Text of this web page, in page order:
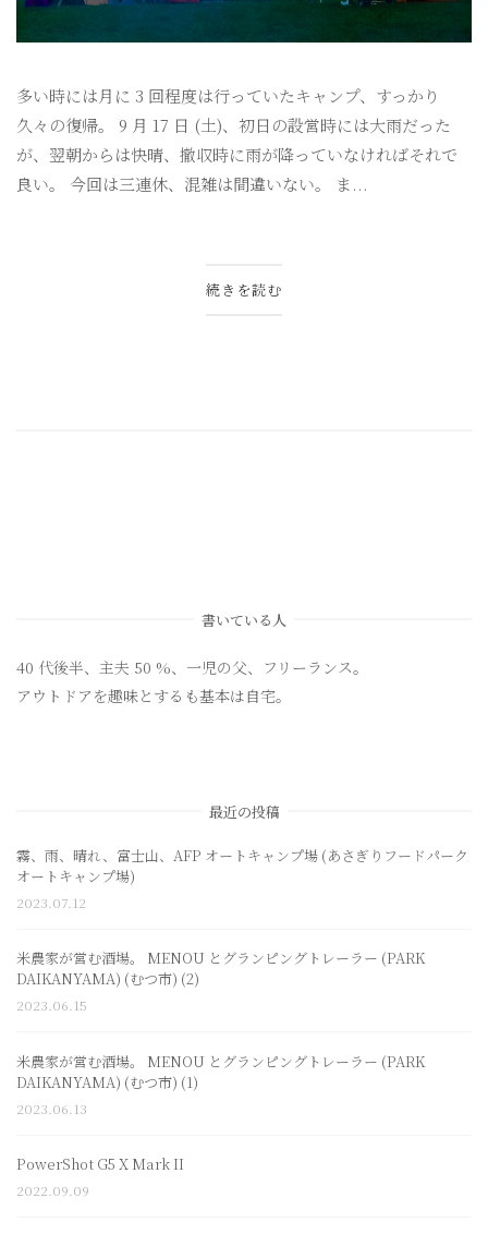
多い時には月に 3 回程度は行っていたキャンプ、すっかり
久々の復帰。 9 月 17 日 (土)、初日の設営時には大雨だった
が、翌朝からは快晴、撤収時に雨が降っていなければそれで
良い。 今回は三連休、混雑は間違いない。 ま...
続きを読む
書いている人
40 代後半、主夫 50 %、一児の父、フリーランス。
アウトドアを趣味とするも基本は自宅。
最近の投稿
霧、雨、晴れ、富士山、AFP オートキャンプ場 (あさぎりフードパーク
オートキャンプ場)
2023.07.12
米農家が営む酒場。 MENOU とグランピングトレーラー (PARK
DAIKANYAMA) (むつ市) (2)
2023.06.15
米農家が営む酒場。 MENOU とグランピングトレーラー (PARK
DAIKANYAMA) (むつ市) (1)
2023.06.13
PowerShot G5 X Mark II
2022.09.09